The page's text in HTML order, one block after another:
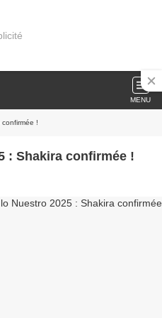
MENU
!
: Shakira confirmée !